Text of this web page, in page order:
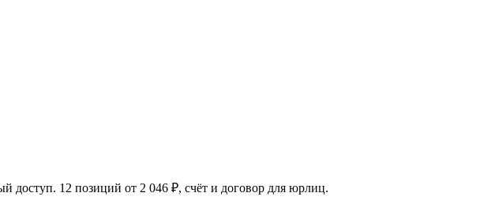
доступ. 12 позиций от 2 046 ₽, счёт и договор для юрлиц.